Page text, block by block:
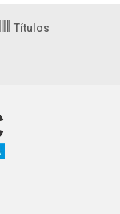
Títulos